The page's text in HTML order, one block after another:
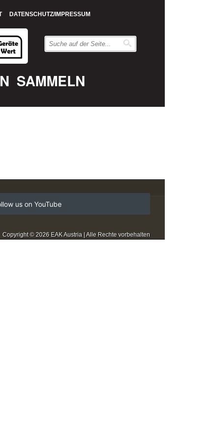
DATENSCHUTZ/IMPRESSUM
SAMMELN
us on YouTube
Copyright © 2026 EAK Austria | Alle Rechte vorbehalten